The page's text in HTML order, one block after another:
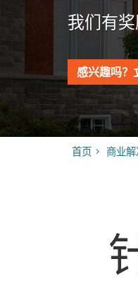
我们有
感兴趣吗？
首页 商业解